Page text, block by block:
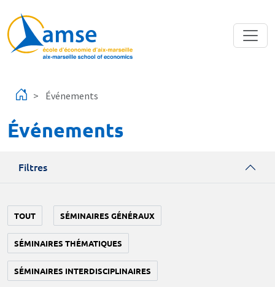
Événements
Événements
Filtres
TOUT SÉMINAIRES GÉNÉRAUX
SÉMINAIRES THÉMATIQUES
SÉMINAIRES INTERDISCIPLINAIRES